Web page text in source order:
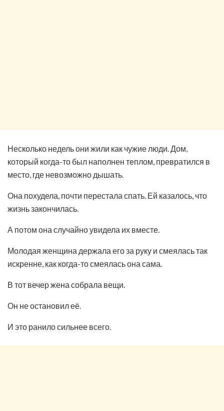
Несколько недель они жили как чужие люди. Дом,
который когда-то был наполнен теплом, превратился в
место, где невозможно дышать.
Она похудела, почти перестала спать. Ей казалось, что
жизнь закончилась.
А потом она случайно увидела их вместе.
Молодая женщина держала его за руку и смеялась так
искренне, как когда-то смеялась она сама.
В тот вечер жена собрала вещи.
Он не остановил её.
И это ранило сильнее всего.